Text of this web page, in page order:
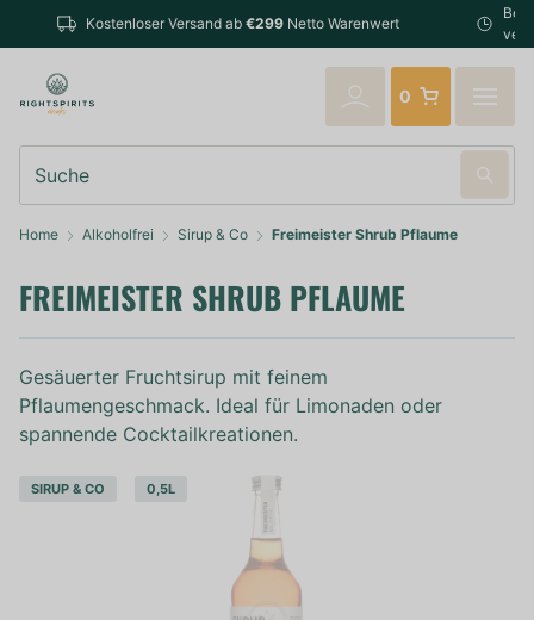
Bestellungen bis 14:00 Uhr (Mo-Fr) werden noch am
verschickt
0
Home Alkoholfrei Sirup & Co Freimeister Shrub Pflaume
FREIMEISTER SHRUB PFLAUME
Gesäuerter Fruchtsirup mit feinem
Pflaumengeschmack. Ideal für Limonaden oder
spannende Cocktailkreationen.
SIRUP & CO 0,5L